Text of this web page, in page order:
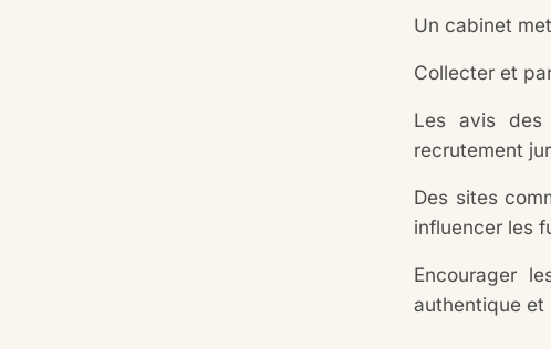
Un cabinet
Collecter et
Les avis des
recrutement
Des sites
influencer les
Encourager
authentique et